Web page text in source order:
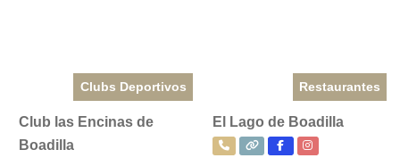
Clubs Deportivos
Club las Encinas de
Boadilla
Restaurantes
El Lago de Boadilla